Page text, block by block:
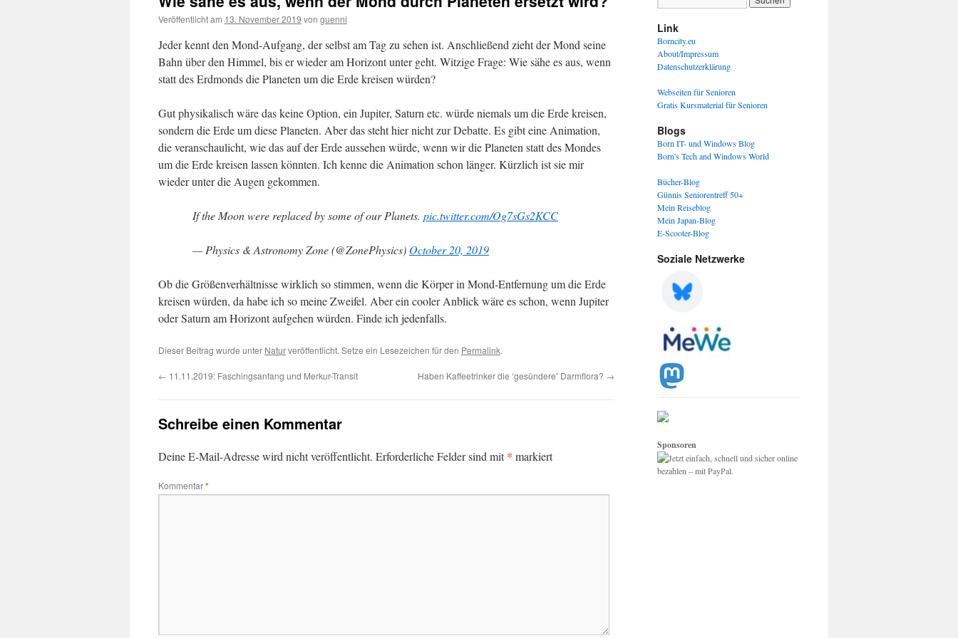
Veröffentlicht am 13. November 2019 von guenni
Jeder kennt den Mond-Aufgang, der selbst am Tag zu sehen ist. Anschließend zieht der Mond seine
Bahn über den Himmel, bis er wieder am Horizont unter geht. Witzige Frage: Wie sähe es aus, wenn
statt des Erdmonds die Planeten um die Erde kreisen würden?
Gut physikalisch wäre das keine Option, ein Jupiter, Saturn etc. würde niemals um die Erde kreisen,
sondern die Erde um diese Planeten. Aber das steht hier nicht zur Debatte. Es gibt eine Animation,
die veranschaulicht, wie das auf der Erde aussehen würde, wenn wir die Planeten statt des Mondes
um die Erde kreisen lassen könnten. Ich kenne die Animation schon länger. Kürzlich ist sie mir
wieder unter die Augen gekommen.
If the Moon were replaced by some of our Planets. pic.twitter.com/Og7sGs2KCC
— Physics & Astronomy Zone (@ZonePhysics) October 20, 2019
Ob die Größenverhältnisse wirklich so stimmen, wenn die Körper in Mond-Entfernung um die Erde
kreisen würden, da habe ich so meine Zweifel. Aber ein cooler Anblick wäre es schon, wenn Jupiter
oder Saturn am Horizont aufgehen würden. Finde ich jedenfalls.
Dieser Beitrag wurde unter Naturveröffentlicht. Setze ein Lesezeichen für den Permalink.
← 11.11.2019: Faschingsanfang und Merkur-Transit Haben Kaffeetrinker die ‘gesündere’ Darmflora? →
Schreibe einen Kommentar
Deine E-Mail-Adresse wird nicht veröffentlicht. Erforderliche Felder sind mit* markiert
Kommentar*
Link
Borncity.eu
About/Impressum
Datenschutzerklärung
Webseiten für Senioren
Gratis Kursmaterial für Senioren
Blogs
Born IT- und Windows Blog
Born's Tech and Windows World
Bücher-Blog
Günnis Seniorentreff 50+
Mein Reiseblog
Mein Japan-Blog
E-Scooter-Blog
Soziale Netzwerke
Sponsoren